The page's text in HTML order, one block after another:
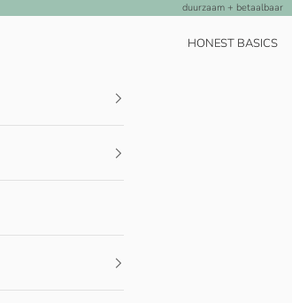
duurzaam + betaalbaar
HONEST BASICS